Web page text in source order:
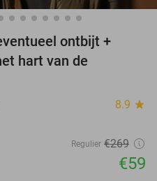
ontbijt +
hart van de
8.9 star
Regulier €269
€59